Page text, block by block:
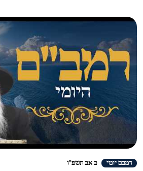
כ אב תשפ"ו רמבם יומי